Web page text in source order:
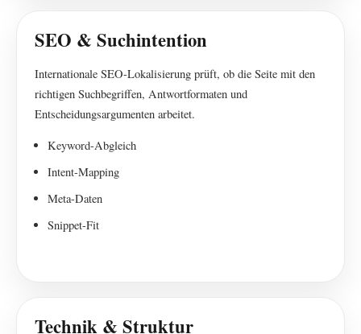
SEO & Suchintention
Internationale SEO-Lokalisierung prüft, ob die Seite mit den
richtigen Suchbegriffen, Antwortformaten und
Entscheidungsargumenten arbeitet.
Keyword-Abgleich
Intent-Mapping
Meta-Daten
Snippet-Fit
Technik & Struktur